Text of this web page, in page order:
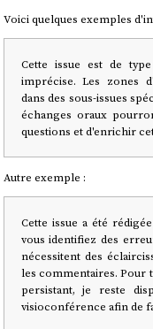
Voici quelques exemples
Cette issue est de
imprécise. Les zones
dans des sous-issues
échanges oraux
questions et d'enrichir
Autre exemple :
Cette issue a été
vous identifiez des
nécessitent des
les commentaires. Pour
persistant, je reste
visioconférence afin de